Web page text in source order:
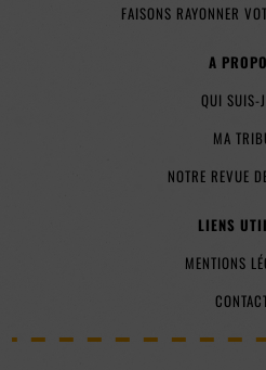
FAISONS RAYONNER
A
QUI SUIS-
MA
NOTRE REVUE
LIENS
MENTIONS